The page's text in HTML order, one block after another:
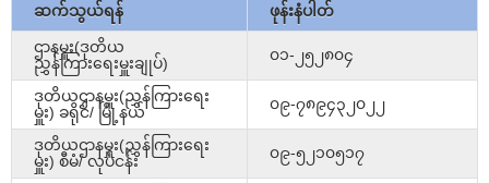
ဆက်သွယ်ရန်
ဖုန်းနံပါတ်
ဌာနမှူး(ဒုတိယ
ညွှန်ကြားရေးမှူးချုပ်)
၀၁-၂၅၂၈၀၄
ဒုတိယဌာနမှူး(ညွှန်ကြားရေး
မှူး) ခရိုင်/ မြို့နယ်
၀၉-၇၈၉၄၃၂၀၂၂
ဒုတိယဌာနမှူး(ညွှန်ကြားရေး
မှူး) စီမံ/ လုပ်ငန်း
၀၉-၅၂၁၀၅၁၇